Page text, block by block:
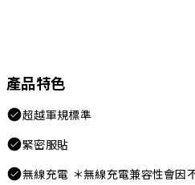
產品特色
超越軍規標準
緊密服貼
無線充電 ＊無線充電兼容性會因